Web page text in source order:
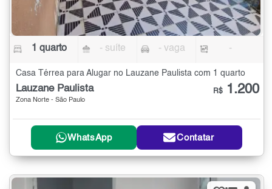
1 quarto - suíte - vaga -
Casa Térrea para Alugar no Lauzane Paulista com 1 quarto
Lauzane Paulista
Zona Norte - São Paulo
R$ 1.200
WhatsApp Contatar